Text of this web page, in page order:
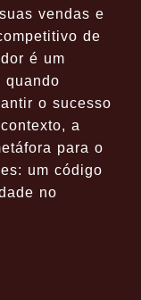
vendas e
de
é um
quando
o sucesso
a
para o
um código
no